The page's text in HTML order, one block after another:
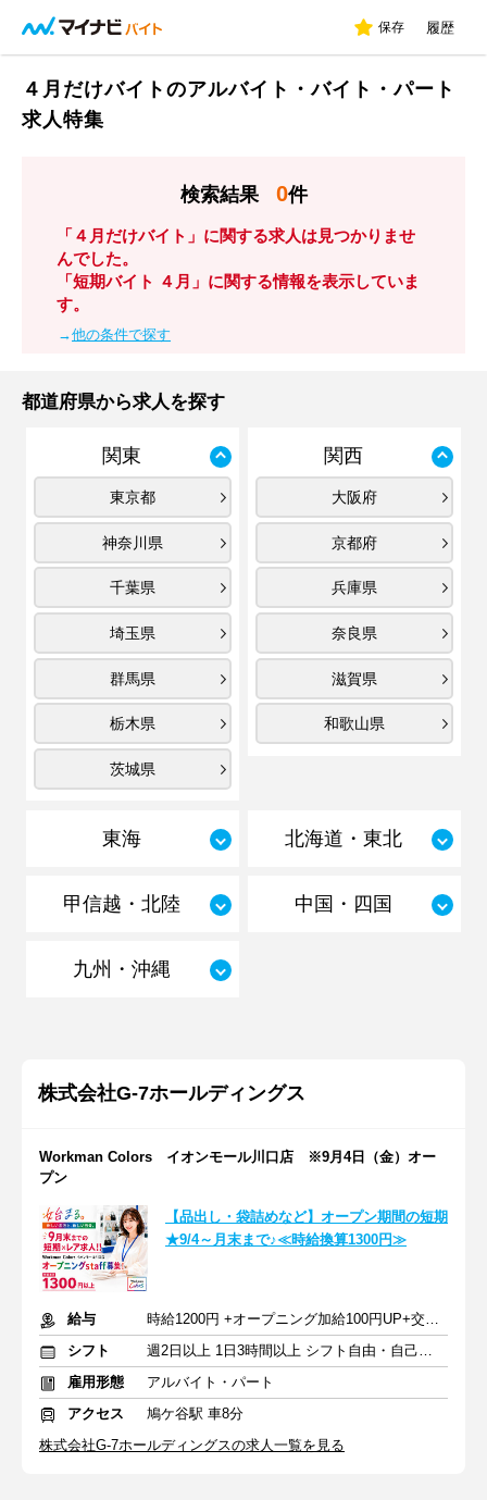
保存 履歴
４月だけバイトのアルバイト・バイト・パート
求人特集
検索結果 0件
「４月だけバイト」に関する求人は見つかりませ
んでした。
「短期バイト ４月」に関する情報を表示していま
す。
→他の条件で探す
都道府県から求人を探す
関東
東京都
神奈川県
千葉県
埼玉県
群馬県
栃木県
茨城県
関西
大阪府
京都府
兵庫県
奈良県
滋賀県
和歌山県
東海 北海道・東北
甲信越・北陸 中国・四国
九州・沖縄
株式会社G-7ホールディングス
Workman Colors イオンモール川口店 ※9月4日（金）オー
プン
【品出し・袋詰めなど】オープン期間の短期
★9/4～月末まで♪≪時給換算1300円≫
給与
時給1200円 +オープニング加給100円UP+交通費
シフト
週2日以上 1日3時間以上 シフト自由・自己申告
雇用形態
アルバイト・パート
アクセス
鳩ケ谷駅 車8分
株式会社G-7ホールディングスの求人一覧を見る